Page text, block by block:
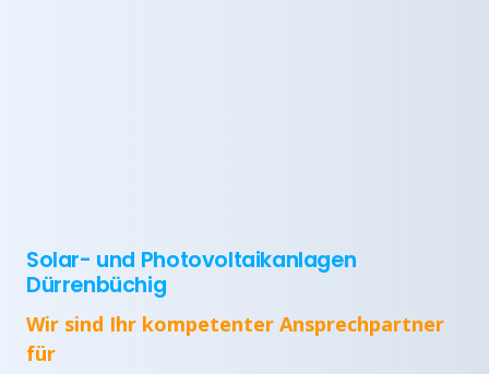
Solar- und Photovoltaikanlagen
Dürrenbüchig
Wir sind Ihr kompetenter Ansprechpartner
für